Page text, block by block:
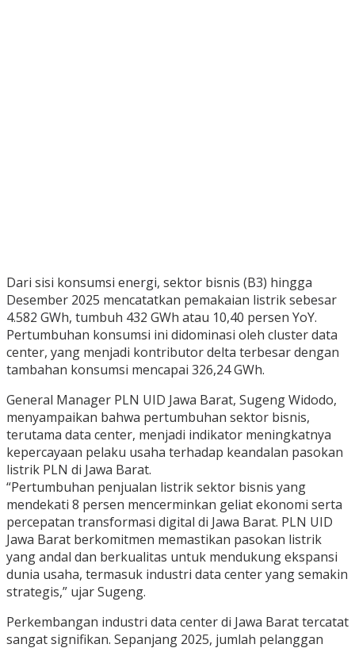
Dari sisi konsumsi energi, sektor bisnis (B3) hingga
Desember 2025 mencatatkan pemakaian listrik sebesar
4.582 GWh, tumbuh 432 GWh atau 10,40 persen YoY.
Pertumbuhan konsumsi ini didominasi oleh cluster data
center, yang menjadi kontributor delta terbesar dengan
tambahan konsumsi mencapai 326,24 GWh.
General Manager PLN UID Jawa Barat, Sugeng Widodo,
menyampaikan bahwa pertumbuhan sektor bisnis,
terutama data center, menjadi indikator meningkatnya
kepercayaan pelaku usaha terhadap keandalan pasokan
listrik PLN di Jawa Barat.
“Pertumbuhan penjualan listrik sektor bisnis yang
mendekati 8 persen mencerminkan geliat ekonomi serta
percepatan transformasi digital di Jawa Barat. PLN UID
Jawa Barat berkomitmen memastikan pasokan listrik
yang andal dan berkualitas untuk mendukung ekspansi
dunia usaha, termasuk industri data center yang semakin
strategis,” ujar Sugeng.
Perkembangan industri data center di Jawa Barat tercatat
sangat signifikan. Sepanjang 2025, jumlah pelanggan